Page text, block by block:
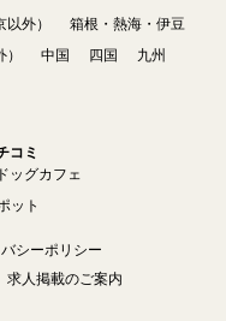
外）
箱根・熱海・伊豆
中国 四国
九州
コミ
ッグカフェ
ット
シーポリシー
求人掲載のご案内